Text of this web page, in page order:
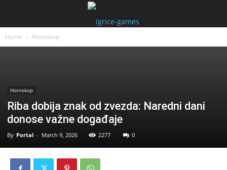
Home Horoskop
Horoskop
Riba dobija znak od zvezda: Naredni dani
donose važne događaje
By Portal - March 9, 2026 2277 0